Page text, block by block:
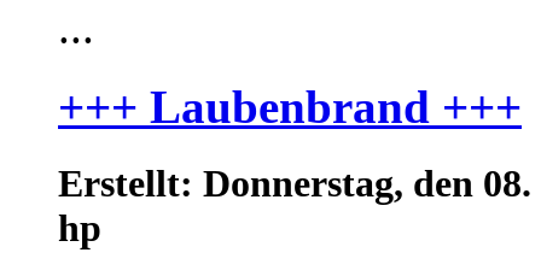
...
+++ Laubenbrand +++
Erstellt: Donnerstag, den
hp